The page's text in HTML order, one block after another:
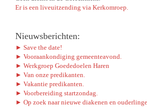
Er is een liveuitzending via Kerkomroep.
Nieuwsberichten:
► Save the date!
► Vooraankondiging gemeenteavond.
► Werkgroep Goededoelen Haren
► Van onze predikanten.
► Vakantie predikanten.
► Voorbereiding startzondag.
► Op zoek naar nieuwe diakenen en